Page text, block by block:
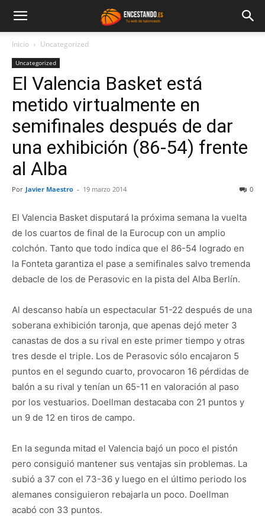
Inicio Uncategorized
Uncategorized
El Valencia Basket está
metido virtualmente en
semifinales después de dar
una exhibición (86-54) frente
al Alba
Por Javier Maestro - 19 marzo 2014 0
El Valencia Basket disputará la próxima semana la vuelta
de los cuartos de final de la Eurocup con un amplio
colchón. Tanto que todo indica que el 86-54 logrado en
la Fonteta garantiza el pase a semifinales salvo tremenda
debacle de los de Perasovic en la pista del Alba Berlín.
Al descanso había un espectacular 51-22 después de una
soberana exhibición taronja, que apenas dejó meter 3
canastas de dos a su rival en este primer tiempo y otras
tres desde el triple. Los de Perasovic sólo encajaron 5
puntos en el segundo cuarto, provocaron 16 pérdidas de
balón a su rival y tenían un 65-11 en valoración al paso
por los vestuarios. Doellman destacaba con 21 puntos y
un 9 de 12 en tiros de campo.
En la segunda mitad el Valencia bajó un poco el pistón
pero consiguió mantener sus ventajas sin problemas. La
subió a 37 con el 73-36 y luego en el último periodo los
alemanes consiguieron rebajarla un poco. Doellman
acabó con 33 puntos.